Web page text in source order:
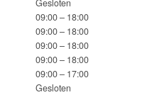
Gesloten
09:00 – 18:00
09:00 – 18:00
09:00 – 18:00
09:00 – 18:00
09:00 – 17:00
Gesloten